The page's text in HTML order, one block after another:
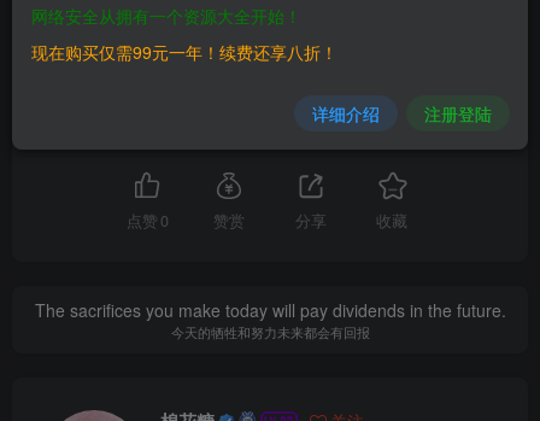
漏洞库
喜欢就支持一下吧
点赞 0 赞赏 分享 收藏
The sacrifices you make today will pay dividends in the future.
今天的牺牲和努力未来都会有回报
网络安全从拥有一个资源大全开始！
现在购买仅需99元一年！续费还享八折！
详细介绍 注册登陆